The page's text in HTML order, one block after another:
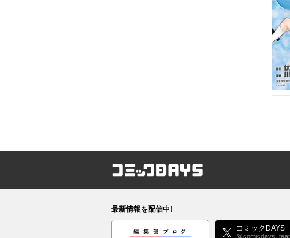
コミックDAYS
最新情報を配信中!
編集部ブログ コミックDAYS